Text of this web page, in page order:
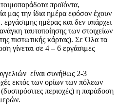
προϊόντα,
μας την ίδια ημέρα εφόσον έχουν
ημέρας και δεν υπάρχει
ταυτοποίησης των στοιχείων
πιστωτικής κάρτας). Σε Όλα τα
γίνεται σε 4 – 6 εργάσιμες
είναι συνήθως 2-3
εκτός των ορίων των πόλεων
περιοχές) η παράδοση